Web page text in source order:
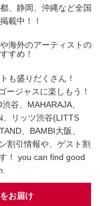
、静岡、沖縄など全国
載中！！
海外のアーティストの
すめ！
も盛りだくさん！
ージャスに楽しもう！
谷、MAHARAJA、
、リッツ渋谷(LITTS
、BAMBI大阪、
割引情報や、ゲスト割
！ you can find good
お届け